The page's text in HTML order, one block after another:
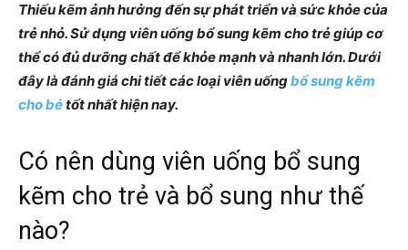
Thiếu kẽm ảnh hưởng đến sự phát triển và sức khỏe của
trẻ nhỏ. Sử dụng viên uống bổ sung kẽm cho trẻ giúp cơ
thể có đủ dưỡng chất để khỏe mạnh và nhanh lớn. Dưới
đây là đánh giá chi tiết các loại viên uốngbổ sung kẽm
cho bétốt nhất hiện nay.
Có nên dùng viên uống bổ sung
kẽm cho trẻ và bổ sung như thế
nào?